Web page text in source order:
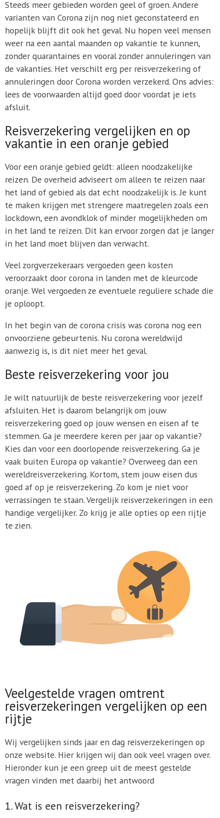
Steeds meer gebieden worden geel of groen. Andere
varianten van Corona zijn nog niet geconstateerd en
hopelijk blijft dit ook het geval. Nu hopen veel mensen
weer na een aantal maanden op vakantie te kunnen,
zonder quarantaines en vooral zonder annuleringen van
de vakanties. Het verschilt erg per reisverzekering of
annuleringen door Corona worden verzekerd. Ons advies:
lees de voorwaarden altijd goed door voordat je iets
afsluit.
Reisverzekering vergelijken en op
vakantie in een oranje gebied
Voor een oranje gebied geldt: alleen noodzakelijke
reizen. De overheid adviseert om alleen te reizen naar
het land of gebied als dat echt noodzakelijk is. Je kunt
te maken krijgen met strengere maatregelen zoals een
lockdown, een avondklok of minder mogelijkheden om
in het land te reizen. Dit kan ervoor zorgen dat je langer
in het land moet blijven dan verwacht.
Veel zorgverzekeraars vergoeden geen kosten
veroorzaakt door corona in landen met de kleurcode
oranje. Wel vergoeden ze eventuele reguliere schade die
je oploopt.
In het begin van de corona crisis was corona nog een
onvoorziene gebeurtenis. Nu corona wereldwijd
aanwezig is, is dit niet meer het geval.
Beste reisverzekering voor jou
Je wilt natuurlijk de beste reisverzekering voor jezelf
afsluiten. Het is daarom belangrijk om jouw
reisverzekering goed op jouw wensen en eisen af te
stemmen. Ga je meerdere keren per jaar op vakantie?
Kies dan voor een doorlopende reisverzekering. Ga je
vaak buiten Europa op vakantie? Overweeg dan een
wereldreisverzekering. Kortom, stem jouw eisen dus
goed af op je reisverzekering. Zo kom je niet voor
verrassingen te staan. Vergelijk reisverzekeringen in een
handige vergelijker. Zo krijg je alle opties op een rijtje
te zien.
Veelgestelde vragen omtrent
reisverzekeringen vergelijken op een
rijtje
Wij vergelijken sinds jaar en dag reisverzekeringen op
onze website. Hier krijgen wij dan ook veel vragen over.
Hieronder kun je een greep uit de meest gestelde
vragen vinden met daarbij het antwoord
1. Wat is een reisverzekering?